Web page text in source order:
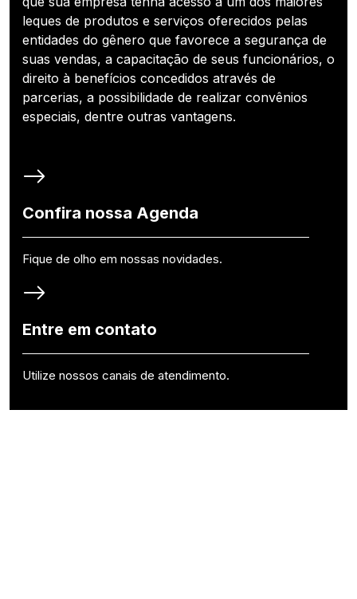
leques de produtos e serviços oferecidos pelas
entidades do gênero que favorece a segurança de
suas vendas, a capacitação de seus funcionários, o
direito à benefícios concedidos através de
parcerias, a possibilidade de realizar convênios
especiais, dentre outras vantagens.
Confira nossa Agenda
Fique de olho em nossas novidades.
Entre em contato
Utilize nossos canais de atendimento.